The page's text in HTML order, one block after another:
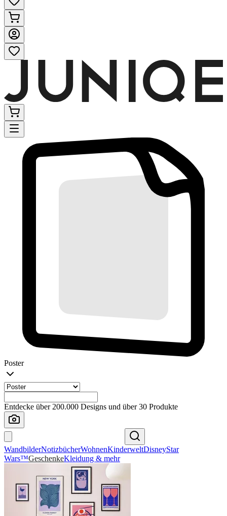
Poster
Entdecke über 200.000 Designs und über 30 Produkte
WandbilderNotizbücherWohnenKinderweltDisneyStar
Wars™GeschenkeKleidung & mehr